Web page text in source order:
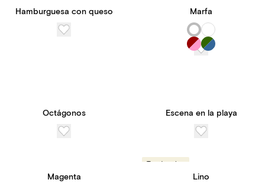
Hamburguesa con queso Marfa
Octágonos Escena en la playa
Magenta
Tendencias
Lino